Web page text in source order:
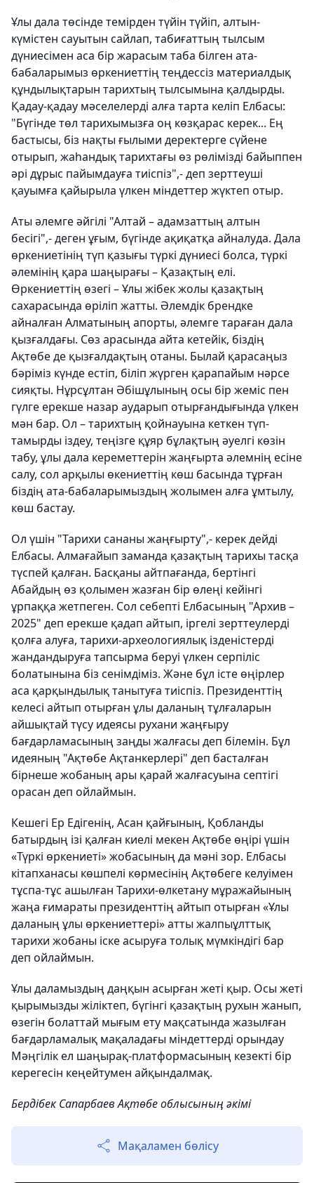
Ұлы дала төсінде темірден түйін түйіп, алтын-
күмістен сауытын сайлап, табиғаттың тылсым
дүниесімен аса бір жарасым таба білген ата-
бабаларымыз өркениеттің теңдессіз материалдық
құндылықтарын тарихтың тылсымына қалдырды.
Қадау-қадау мәселелерді алға тарта келіп Елбасы:
"Бүгінде төл тарихымызға оң көзқарас керек... Ең
бастысы, біз нақты ғылыми деректерге сүйене
отырып, жаһандық тарихтағы өз рөлімізді байыппен
әрі дұрыс пайымдауға тиіспіз",- деп зерттеуші
қауымға қайырыла үлкен міндеттер жүктеп отыр.
Аты әлемге әйгілі "Алтай – адамзаттың алтын
бесігі",- деген ұғым, бүгінде ақиқатқа айналуда. Дала
өркениетінің түп қазығы түркі дүниесі болса, түркі
әлемінің қара шаңырағы – Қазақтың елі.
Өркениеттің өзегі – Ұлы жібек жолы қазақтың
сахарасында өріліп жатты. Әлемдік брендке
айналған Алматының апорты, әлемге тараған дала
қызғалдағы. Сөз арасында айта кетейік, біздің
Ақтөбе де қызғалдақтың отаны. Былай қарасаңыз
бәріміз күнде естіп, біліп жүрген қарапайым нәрсе
сияқты. Нұрсұлтан Әбішұлының осы бір жеміс пен
гүлге ерекше назар аударып отырғандығында үлкен
мән бар. Ол – тарихтың қойнауына кеткен түп-
тамырды іздеу, теңізге құяр бұлақтың әуелгі көзін
табу, ұлы дала кереметтерін жаңғырта әлемнің есіне
салу, сол арқылы өкениеттің көш басында тұрған
біздің ата-бабаларымыздың жолымен алға ұмтылу,
көш бастау.
Ол үшін "Тарихи сананы жаңғырту",- керек дейді
Елбасы. Алмағайып заманда қазақтың тарихы тасқа
түспей қалған. Басқаны айтпағанда, бертінгі
Абайдың өз қолымен жазған бір өлеңі кейінгі
ұрпаққа жетпеген. Сол себепті Елбасының "Архив –
2025" деп ерекше қадап айтып, іргелі зерттеулерді
қолға алуға, тарихи-археологиялық ізденістерді
жандандыруға тапсырма беруі үлкен серпіліс
болатынына біз сенімдіміз. Және бұл істе өңірлер
аса қарқындылық танытуға тиіспіз. Президенттің
келесі айтып отырған ұлы даланың тұлғаларын
айшықтай түсу идеясы рухани жаңғыру
бағдарламасының заңды жалғасы деп білемін. Бұл
идеяның "Ақтөбе Ақтанкерлері" деп басталған
бірнеше жобаның ары қарай жалғасуына септігі
орасан деп ойлаймын.
Кешегі Ер Едігенің, Асан қайғының, Қобланды
батырдың ізі қалған киелі мекен Ақтөбе өңірі үшін
«Түркі өркениеті» жобасының да мәні зор. Елбасы
кітапханасы көшпелі көрмесінің Ақтөбеге келуімен
тұспа-тұс ашылған Тарихи-өлкетану мұражайының
жаңа ғимараты президенттің айтып отырған «Ұлы
даланың ұлы өркениеттері» атты жалпыұлттық
тарихи жобаны іске асыруға толық мүмкіндігі бар
деп ойлаймын.
Ұлы даламыздың даңқын асырған жеті қыр. Осы жеті
қырымызды жіліктеп, бүгінгі қазақтың рухын жанып,
өзегін болаттай мығым ету мақсатында жазылған
бағдарламалық мақаладағы міндеттерді орындау
Мәңгілік ел шаңырақ-платформасының кезекті бір
керегесін кеңейтумен айқындалмақ.
Бердібек Сапарбаев Ақтөбе облысының әкімі
Мақаламен бөлісу